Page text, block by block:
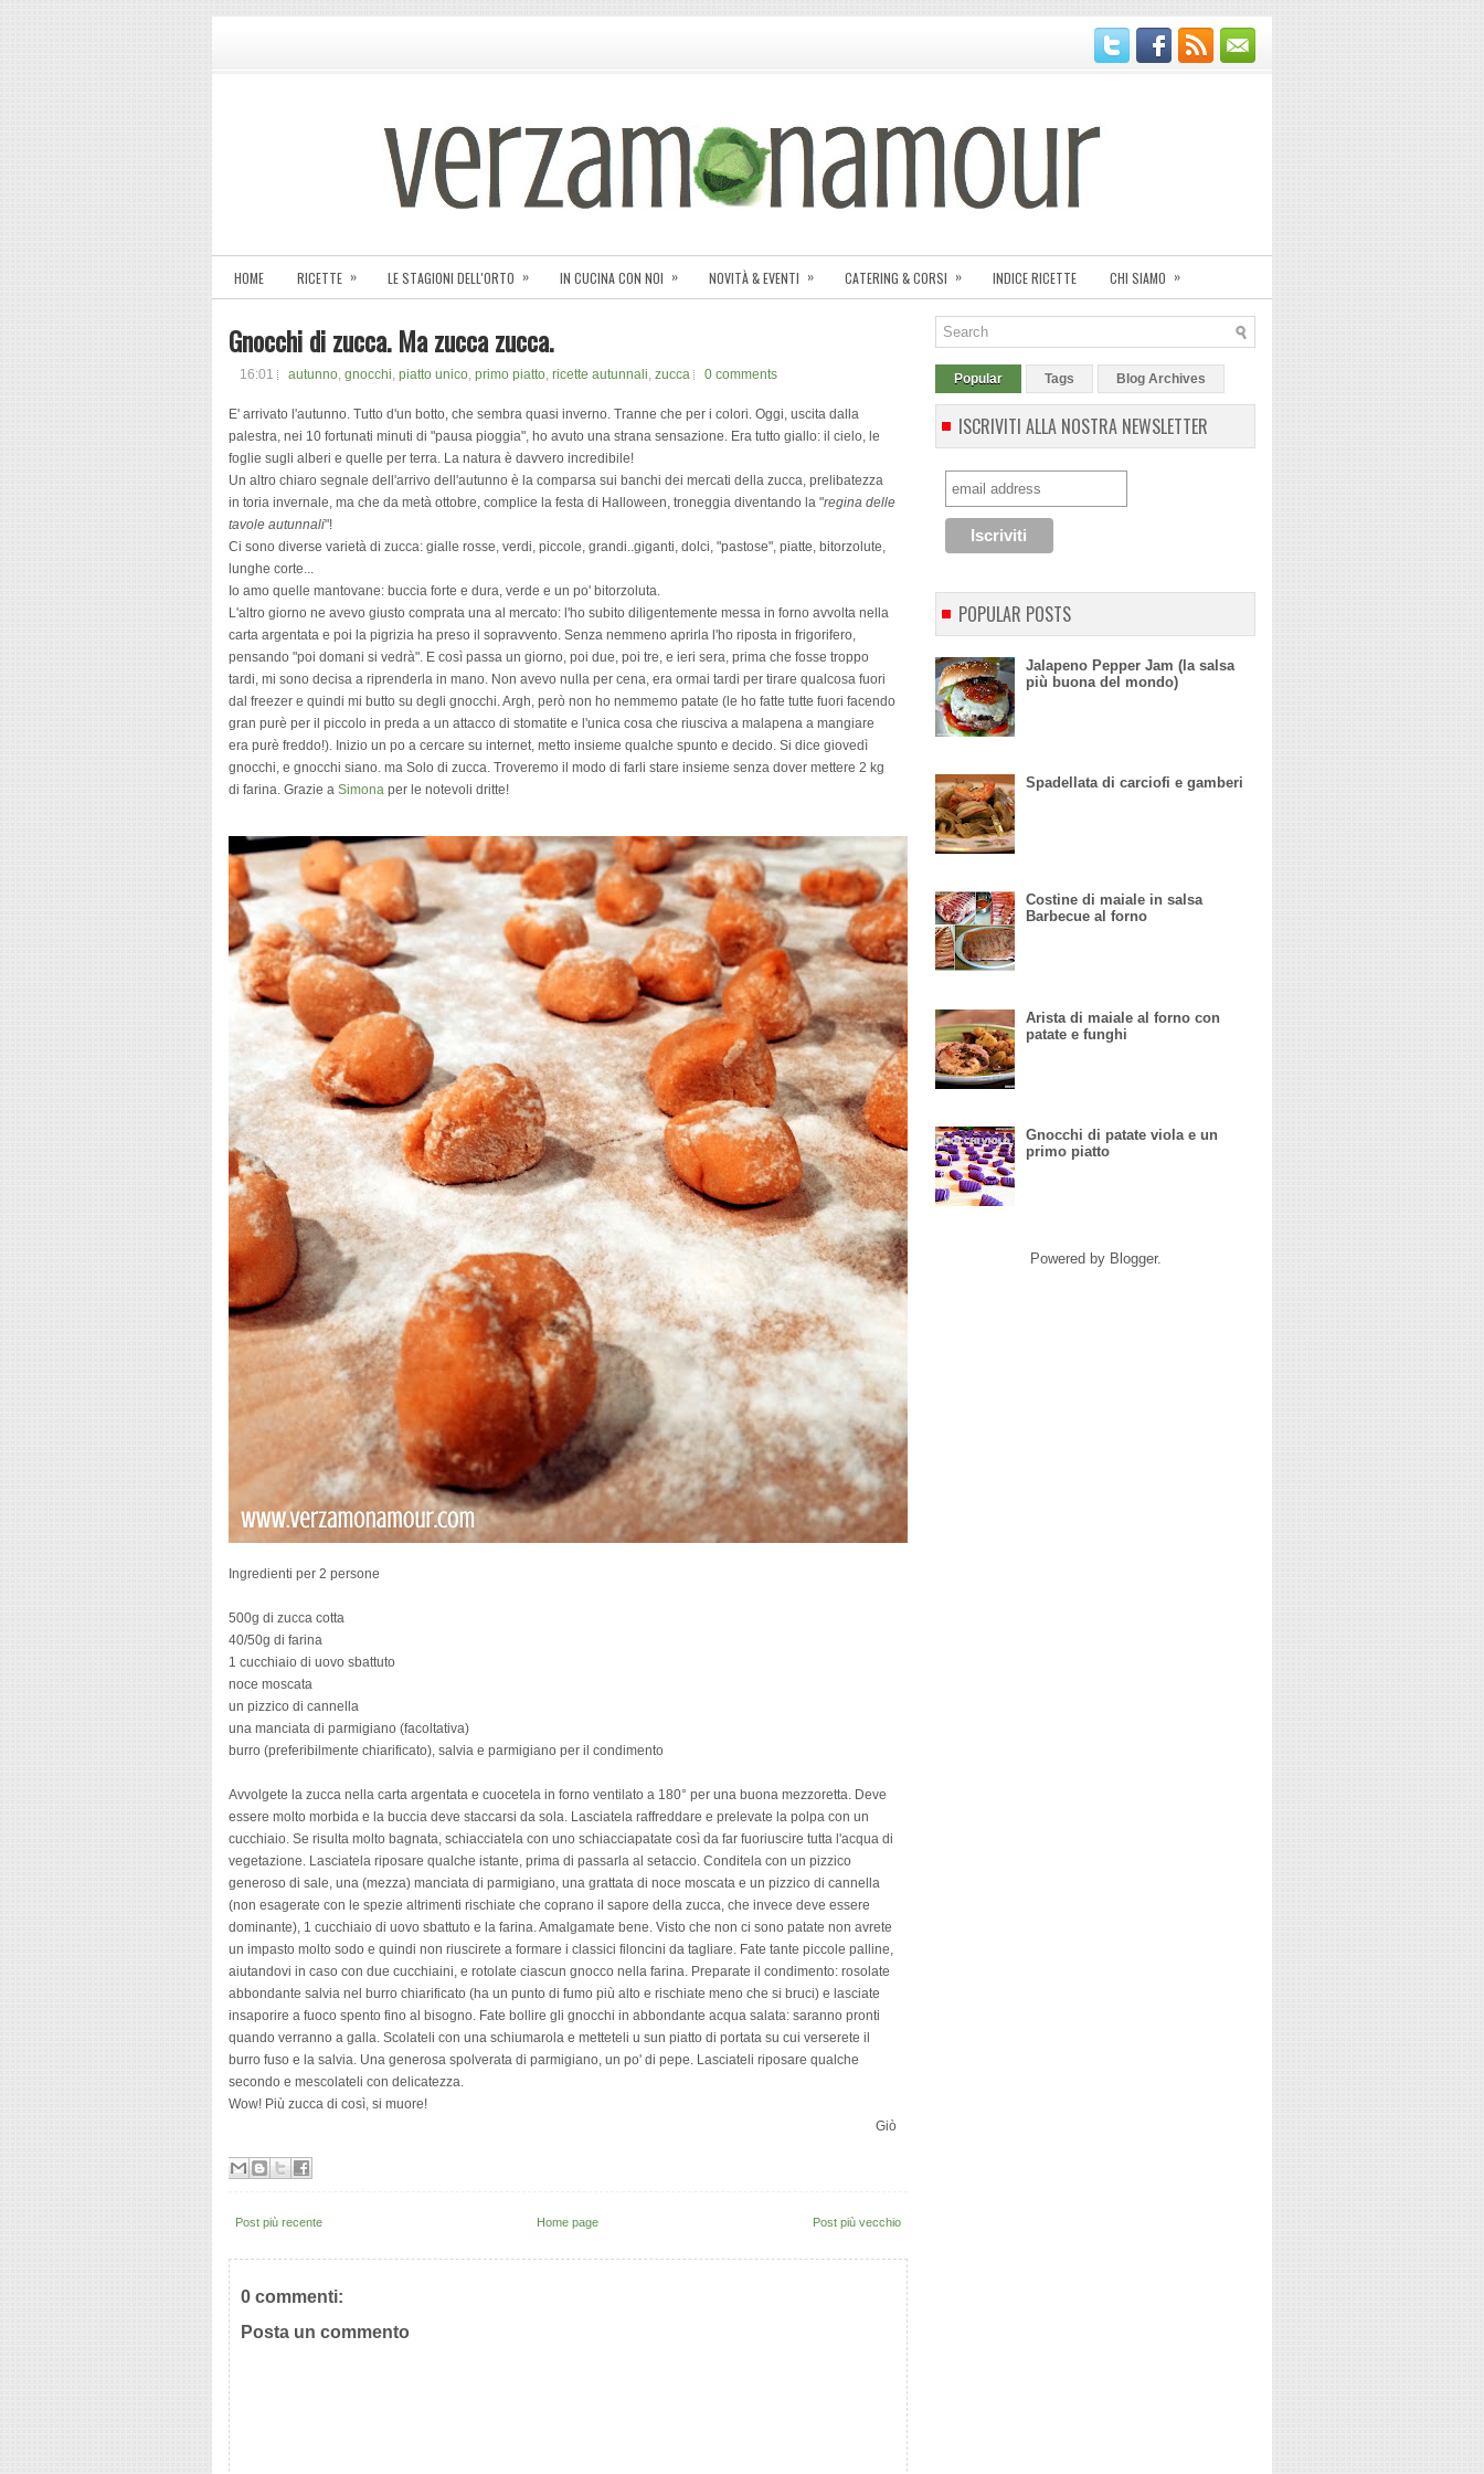
HOME RICETTE » LE STAGIONI DELL'ORTO » IN CUCINA CON NOI » NOVITÀ & EVENTI » CATERING & CORSI » INDICE RICETTE CHI SIAMO »
Gnocchi di zucca. Ma zucca zucca.
16:01 autunno, gnocchi, piatto unico, primo piatto, ricette autunnali, zucca 0 comments
E' arrivato l'autunno. Tutto d'un botto, che sembra quasi inverno. Tranne che per i colori. Oggi, uscita dalla
palestra, nei 10 fortunati minuti di "pausa pioggia", ho avuto una strana sensazione. Era tutto giallo: il cielo, le
foglie sugli alberi e quelle per terra. La natura è davvero incredibile!
Un altro chiaro segnale dell'arrivo dell'autunno è la comparsa sui banchi dei mercati della zucca, prelibatezza
in toria invernale, ma che da metà ottobre, complice la festa di Halloween, troneggia diventando la "regina delle
tavole autunnali"!
Ci sono diverse varietà di zucca: gialle rosse, verdi, piccole, grandi..giganti, dolci, "pastose", piatte, bitorzolute,
lunghe corte...
Io amo quelle mantovane: buccia forte e dura, verde e un po' bitorzoluta.
L'altro giorno ne avevo giusto comprata una al mercato: l'ho subito diligentemente messa in forno avvolta nella
carta argentata e poi la pigrizia ha preso il sopravvento. Senza nemmeno aprirla l'ho riposta in frigorifero,
pensando "poi domani si vedrà". E così passa un giorno, poi due, poi tre, e ieri sera, prima che fosse troppo
tardi, mi sono decisa a riprenderla in mano. Non avevo nulla per cena, era ormai tardi per tirare qualcosa fuori
dal freezer e quindi mi butto su degli gnocchi. Argh, però non ho nemmemo patate (le ho fatte tutte fuori facendo
gran purè per il piccolo in preda a un attacco di stomatite e l'unica cosa che riusciva a malapena a mangiare
era purè freddo!). Inizio un po a cercare su internet, metto insieme qualche spunto e decido. Si dice giovedì
gnocchi, e gnocchi siano. ma Solo di zucca. Troveremo il modo di farli stare insieme senza dover mettere 2 kg
di farina. Grazie a Simona per le notevoli dritte!
Ingredienti per 2 persone
500g di zucca cotta
40/50g di farina
1 cucchiaio di uovo sbattuto
noce moscata
un pizzico di cannella
una manciata di parmigiano (facoltativa)
burro (preferibilmente chiarificato), salvia e parmigiano per il condimento
Avvolgete la zucca nella carta argentata e cuocetela in forno ventilato a 180° per una buona mezzoretta. Deve
essere molto morbida e la buccia deve staccarsi da sola. Lasciatela raffreddare e prelevate la polpa con un
cucchiaio. Se risulta molto bagnata, schiacciatela con uno schiacciapatate così da far fuoriuscire tutta l'acqua di
vegetazione. Lasciatela riposare qualche istante, prima di passarla al setaccio. Conditela con un pizzico
generoso di sale, una (mezza) manciata di parmigiano, una grattata di noce moscata e un pizzico di cannella
(non esagerate con le spezie altrimenti rischiate che coprano il sapore della zucca, che invece deve essere
dominante), 1 cucchiaio di uovo sbattuto e la farina. Amalgamate bene. Visto che non ci sono patate non avrete
un impasto molto sodo e quindi non riuscirete a formare i classici filoncini da tagliare. Fate tante piccole palline,
aiutandovi in caso con due cucchiaini, e rotolate ciascun gnocco nella farina. Preparate il condimento: rosolate
abbondante salvia nel burro chiarificato (ha un punto di fumo più alto e rischiate meno che si bruci) e lasciate
insaporire a fuoco spento fino al bisogno. Fate bollire gli gnocchi in abbondante acqua salata: saranno pronti
quando verranno a galla. Scolateli con una schiumarola e metteteli u sun piatto di portata su cui verserete il
burro fuso e la salvia. Una generosa spolverata di parmigiano, un po' di pepe. Lasciateli riposare qualche
secondo e mescolateli con delicatezza.
Wow! Più zucca di così, si muore!
Giò
Post più recente Post più vecchio
Home page
0 commenti:
Posta un commento
Popular Tags Blog Archives
ISCRIVITI ALLA NOSTRA NEWSLETTER
POPULAR POSTS
Jalapeno Pepper Jam (la salsa
più buona del mondo)
Spadellata di carciofi e gamberi
Costine di maiale in salsa
Barbecue al forno
Arista di maiale al forno con
patate e funghi
Gnocchi di patate viola e un
primo piatto
Powered by Blogger.